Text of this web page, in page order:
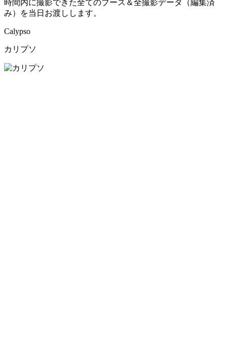
時間内に撮影できた全てのブース＆全撮影データ（編集済
み）を当日お渡しします。
Calypso
カリプソ